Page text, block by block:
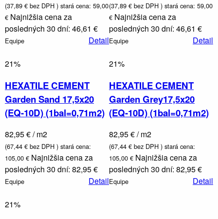
(37,89 € bez DPH ) stará cena: 59,00
€ Najnižšia cena za
posledných 30 dní: 46,61 €
Equipe Detail
(37,89 € bez DPH ) stará cena: 59,00
€ Najnižšia cena za
posledných 30 dní: 46,61 €
Equipe Detail
21%
HEXATILE CEMENT
Garden Sand 17,5x20
(EQ-10D) (1bal=0,71m2)
82,95 € / m2
(67,44 € bez DPH ) stará cena:
105,00 € Najnižšia cena za
posledných 30 dní: 82,95 €
Equipe Detail
21%
HEXATILE CEMENT
Garden Grey17,5x20
(EQ-10D) (1bal=0,71m2)
82,95 € / m2
(67,44 € bez DPH ) stará cena:
105,00 € Najnižšia cena za
posledných 30 dní: 82,95 €
Equipe Detail
21%